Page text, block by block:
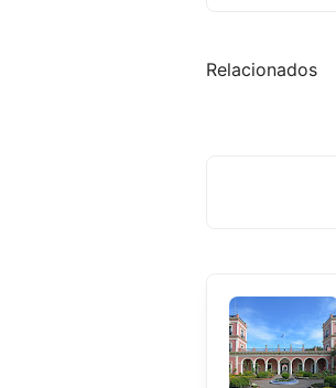
Relacionados